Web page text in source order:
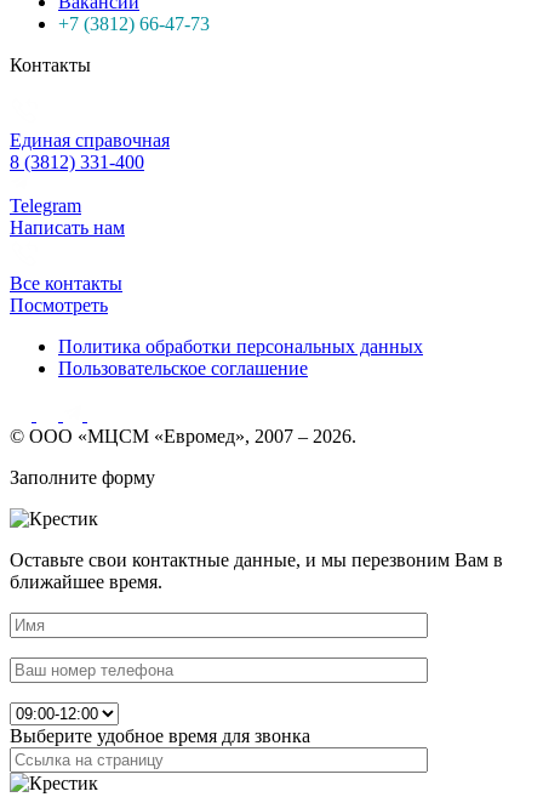
+7 (3812) 66-47-73
Контакты
Единая справочная
8 (3812) 331-400
Telegram
Написать нам
Все контакты
Посмотреть
Политика обработки персональных данных
Пользовательское соглашение
© ООО «МЦСМ «Евромед», 2007 – 2026.
Заполните форму
Оставьте свои контактные данные, и мы перезвоним Вам в
ближайшее время.
Выберите удобное время для звонка